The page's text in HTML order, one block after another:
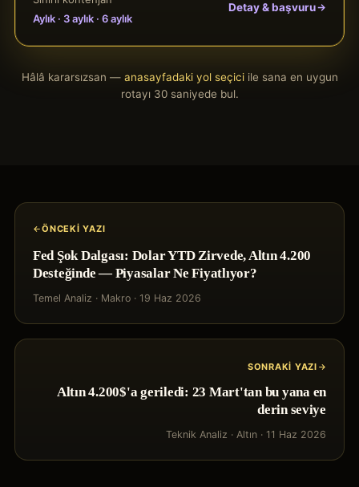
Aylık · 3 aylık · 6 aylık
Detay & başvuru
Hâlâ kararsızsan — anasayfadaki yol seçiciile sana en uygun
rotayı 30 saniyede bul.
ÖNCEKI YAZI
Fed Şok Dalgası: Dolar YTD Zirvede, Altın 4.200
Desteğinde — Piyasalar Ne Fiyatlıyor?
Temel Analiz · Makro · 19 Haz 2026
SONRAKI YAZI
Altın 4.200$'a geriledi: 23 Mart'tan bu yana en
derin seviye
Teknik Analiz · Altın · 11 Haz 2026